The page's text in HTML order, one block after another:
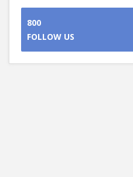
800
FOLLOW US